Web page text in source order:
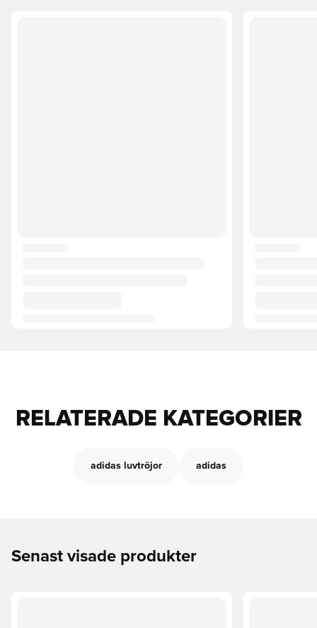
RELATERADE KATEGORIER
adidas luvtröjor adidas
Senast visade produkter